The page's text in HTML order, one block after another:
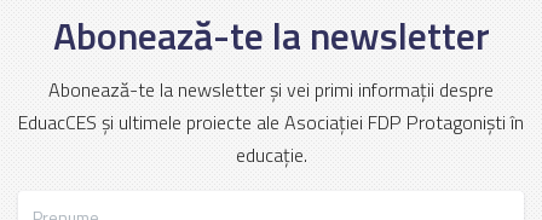
Abonează-te la newsletter
Abonează-te la newsletter și vei primi informații despre
EduacCES și ultimele proiecte ale Asociației FDP Protagoniști în
educație.